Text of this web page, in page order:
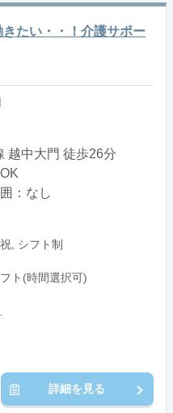
たい・・！介護サポー
越中大門 徒歩26分
：なし
, シフト制
ト(時間選択可)
詳細を見る